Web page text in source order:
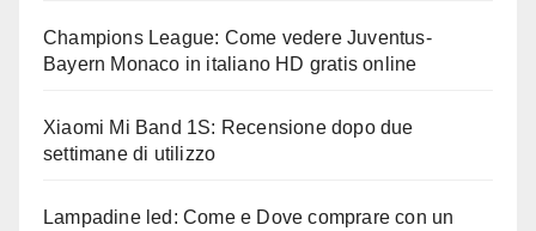
Champions League: Come vedere Juventus-
Bayern Monaco in italiano HD gratis online
Xiaomi Mi Band 1S: Recensione dopo due
settimane di utilizzo
Lampadine led: Come e Dove comprare con un